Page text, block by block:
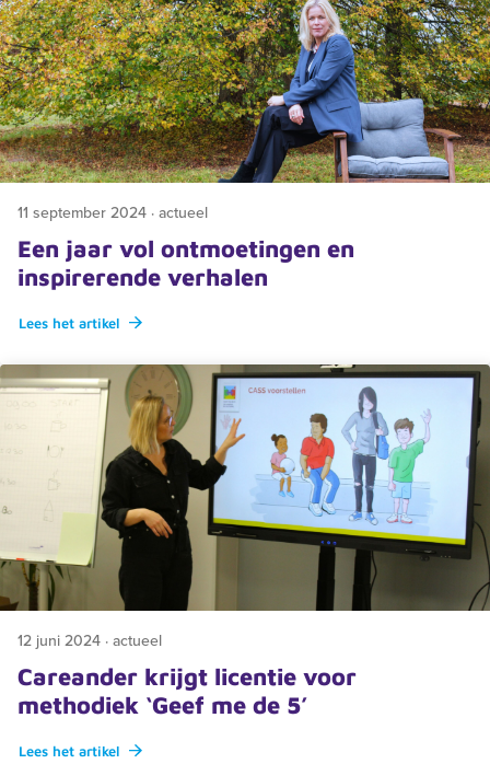
11 september 2024 · actueel
Een jaar vol ontmoetingen en
inspirerende verhalen
Lees het artikel
12 juni 2024 · actueel
Careander krijgt licentie voor
methodiek ‘Geef me de 5’
Lees het artikel